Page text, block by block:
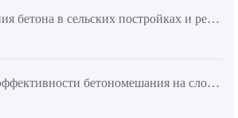
Причины расслоения бетона в сельских постройках и решения: системный подход от соотношения сырья до технического обслуживания оборудования
Проблема низкой эффективности бетономешания на сложных террасах? Логика практического применения строительных шин и шарнирного рамы для повышения проходимости